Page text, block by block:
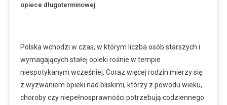
opiece długoterminowej
Polska wchodzi w czas, w którym liczba osób starszych i
wymagających stałej opieki rośnie w tempie
niespotykanym wcześniej. Coraz więcej rodzin mierzy się
z wyzwaniem opieki nad bliskimi, którzy z powodu wieku,
choroby czy niepełnosprawności potrzebują codziennego